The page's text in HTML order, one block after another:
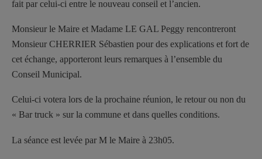
fait par celui-ci entre le nouveau conseil et l’ancien.
Monsieur le Maire et Madame LE GAL Peggy rencontreront
Monsieur CHERRIER Sébastien pour des explications et fort de
cet échange, apporteront leurs remarques à l’ensemble du
Conseil Municipal.
Celui-ci votera lors de la prochaine réunion, le retour ou non du
« Bar truck » sur la commune et dans quelles conditions.
La séance est levée par M le Maire à 23h05.